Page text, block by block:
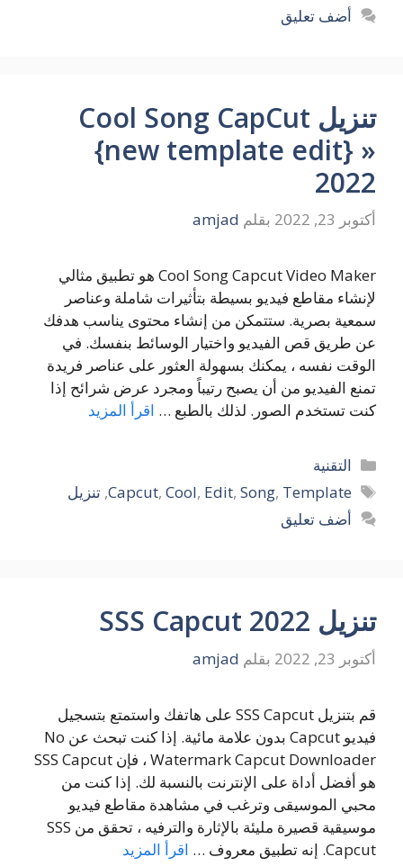
أضف تعليق
تنزيل Cool Song CapCut
{new template edit} »
2022
أكتوبر 23, 2022 بقلم amjad
Cool Song Capcut Video Maker هو تطبيق مثالي
لإنشاء مقاطع فيديو بسيطة بتأثيرات شاملة وعناصر
سمعية بصرية. ستتمكن من إنشاء محتوى يناسب هدفك
عن طريق قص الفيديو واختيار الوسائط بنفسك. في
الوقت نفسه ، يمكنك بسهولة العثور على عناصر فريدة
تمنع الفيديو من أن يصبح رتيباً ومجرد عرض شرائح إذا
كنت تستخدم الصور. لذلك بالطبع … اقرأ المزيد
التصنيفات
التقنية
الوسوم
Capcut, Cool, Edit, Song, Template
,تنزيل
أضف تعليق
تنزيل SSS Capcut 2022
أكتوبر 23, 2022 بقلم amjad
قم بتنزيل SSS Capcut على هاتفك واستمتع بتسجيل
فيديو Capcut بدون علامة مائية. إذا كنت تبحث عن No
Watermark Capcut Downloader ، فإن SSS Capcut
هو أفضل أداة على الإنترنت بالنسبة لك. إذا كنت من
محبي الموسيقى وترغب في مشاهدة مقاطع فيديو
موسيقية قصيرة مليئة بالإثارة والترفيه ، تحقق من SSS
Capcut. إنه تطبيق معروف …
اقرأ المزيد